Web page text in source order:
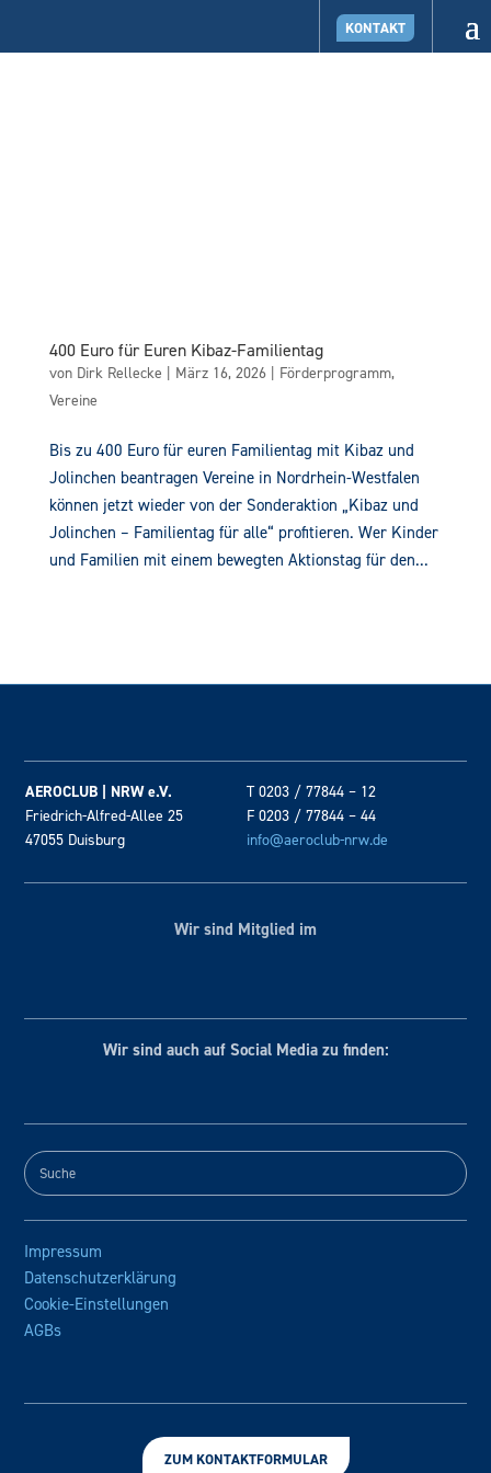
KONTAKT
400 Euro für Euren Kibaz-Familientag
von Dirk Rellecke | März 16, 2026| Förderprogramm,
Vereine
Bis zu 400 Euro für euren Familientag mit Kibaz und
Jolinchen beantragen Vereine in Nordrhein-Westfalen
können jetzt wieder von der Sonderaktion „Kibaz und
Jolinchen – Familientag für alle“ profitieren. Wer Kinder
und Familien mit einem bewegten Aktionstag für den...
AEROCLUB | NRW e.V.
Friedrich-Alfred-Allee 25
47055 Duisburg
T 0203 / 77844 – 12
F 0203 / 77844 – 44
info@aeroclub-nrw.de
Wir sind Mitglied im
Wir sind auch auf Social Media zu finden:
Impressum
Datenschutzerklärung
Cookie-Einstellungen
AGBs
ZUM KONTAKTFORMULAR